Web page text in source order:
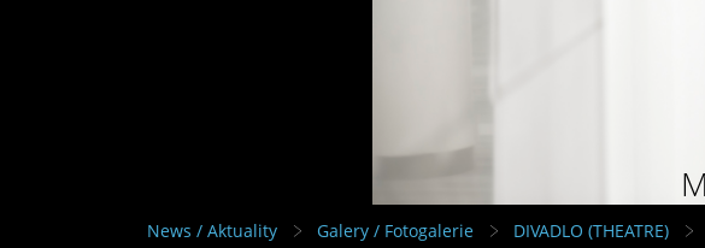
News / Aktuality Galery / Fotogalerie DIVADLO (THEATRE)